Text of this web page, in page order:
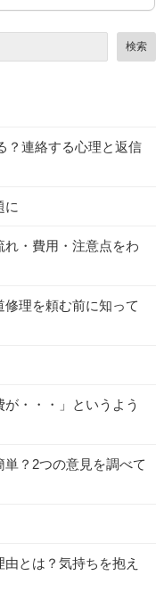
検索
？連絡する心理と返信
に
・費用・注意点をわ
理を頼む前に知って
が・・・」というよう
？2つの意見を調べて
とは？気持ちを抱え